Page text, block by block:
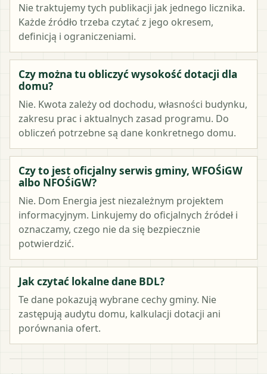
Nie traktujemy tych publikacji jak jednego licznika.
Każde źródło trzeba czytać z jego okresem,
definicją i ograniczeniami.
Czy można tu obliczyć wysokość dotacji dla
domu?
Nie. Kwota zależy od dochodu, własności budynku,
zakresu prac i aktualnych zasad programu. Do
obliczeń potrzebne są dane konkretnego domu.
Czy to jest oficjalny serwis gminy, WFOŚiGW
albo NFOŚiGW?
Nie. Dom Energia jest niezależnym projektem
informacyjnym. Linkujemy do oficjalnych źródeł i
oznaczamy, czego nie da się bezpiecznie
potwierdzić.
Jak czytać lokalne dane BDL?
Te dane pokazują wybrane cechy gminy. Nie
zastępują audytu domu, kalkulacji dotacji ani
porównania ofert.